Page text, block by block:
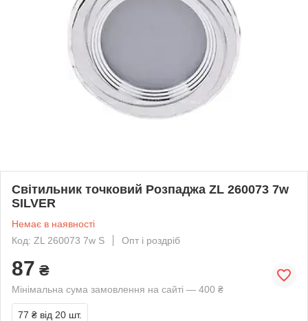
Світильник точковий Розпаджа ZL 260073 7w
SILVER
Немає в наявності
Код: ZL 260073 7w S
Опт і роздріб
87 ₴
Мінімальна сума замовлення на сайті — 400 ₴
77 ₴ від 20 шт.